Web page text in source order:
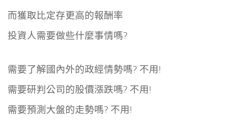
而獲取比定存更高的報酬率
投資人需要做些什麼事情嗎?
需要了解國內外的政經情勢嗎? 不用!
需要研判公司的股價漲跌嗎? 不用!
需要預測大盤的走勢嗎? 不用!